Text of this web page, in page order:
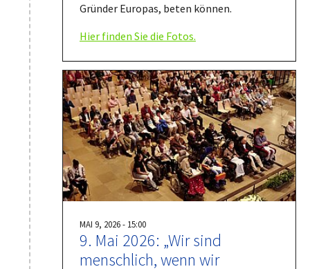
Gründer Europas, beten können.
Hier finden Sie die Fotos.
MAI 9, 2026 - 15:00
9. Mai 2026: „Wir sind
menschlich, wenn wir